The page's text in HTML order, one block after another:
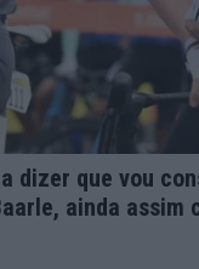
dizer que vou
ainda assim